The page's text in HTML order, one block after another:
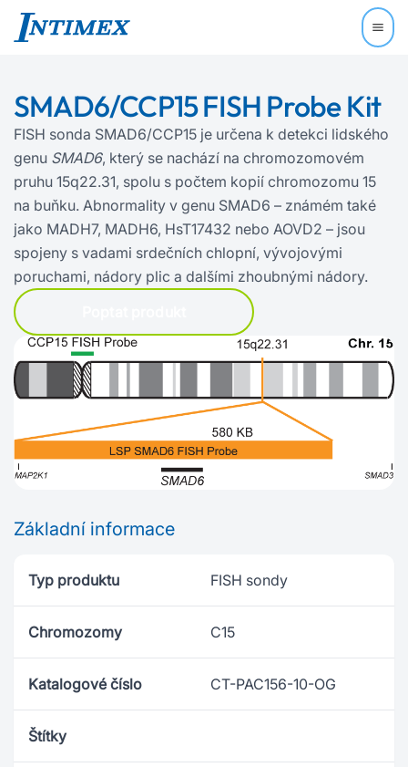
SMAD6/CCP15 FISH Probe Kit
FISH sonda SMAD6/CCP15 je určena k detekci lidského
genu SMAD6, který se nachází na chromozomovém
pruhu 15q22.31, spolu s počtem kopií chromozomu 15
na buňku. Abnormality v genu SMAD6 – známém také
jako MADH7, MADH6, HsT17432 nebo AOVD2 – jsou
spojeny s vadami srdečních chlopní, vývojovými
poruchami, nádory plic a dalšími zhoubnými nádory.
Základní informace
Typ produktu FISH sondy
Chromozomy C15
Katalogové číslo CT-PAC156-10-OG
Štítky